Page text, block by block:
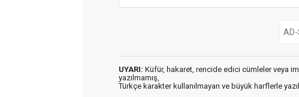
UYARI: Küfür, hakaret, rencide edici cümleler veya
yazılmamış,
Türkçe karakter kullanılmayan ve büyük harflerle